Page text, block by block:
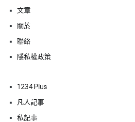
文章
關於
聯絡
隱私權政策
1234 Plus
凡人記事
私記事